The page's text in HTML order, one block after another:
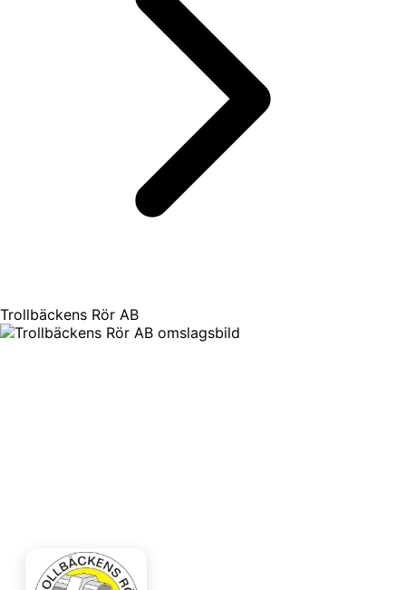
Trollbäckens Rör AB